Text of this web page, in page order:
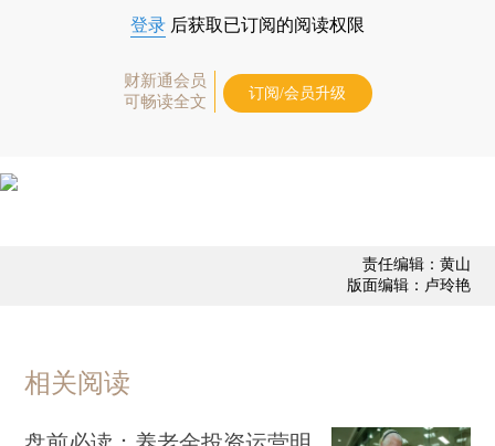
登录 后获取已订阅的阅读权限
财新通会员
可畅读全文
订阅/会员升级
责任编辑：黄山
版面编辑：卢玲艳
相关阅读